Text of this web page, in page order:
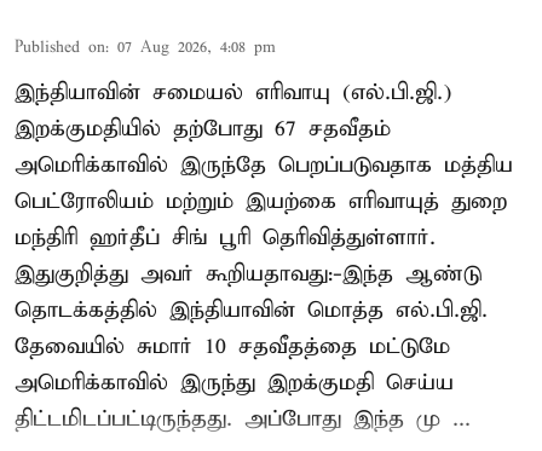
Published on: 07 Aug 2026, 4:08 pm
இந்தியாவின் சமையல் எரிவாயு (எல்.பி.ஜி.)
இறக்குமதியில் தற்போது 67 சதவீதம்
அமெரிக்காவில் இருந்தே பெறப்படுவதாக மத்திய
பெட்ரோலியம் மற்றும் இயற்கை எரிவாயுத் துறை
மந்திரி ஹர்தீப் சிங் பூரி தெரிவித்துள்ளார்.
இதுகுறித்து அவர் கூறியதாவது:-இந்த ஆண்டு
தொடக்கத்தில் இந்தியாவின் மொத்த எல்.பி.ஜி.
தேவையில் சுமார் 10 சதவீதத்தை மட்டுமே
அமெரிக்காவில் இருந்து இறக்குமதி செய்ய
திட்டமிடப்பட்டிருந்தது. அப்போது இந்த மு ...